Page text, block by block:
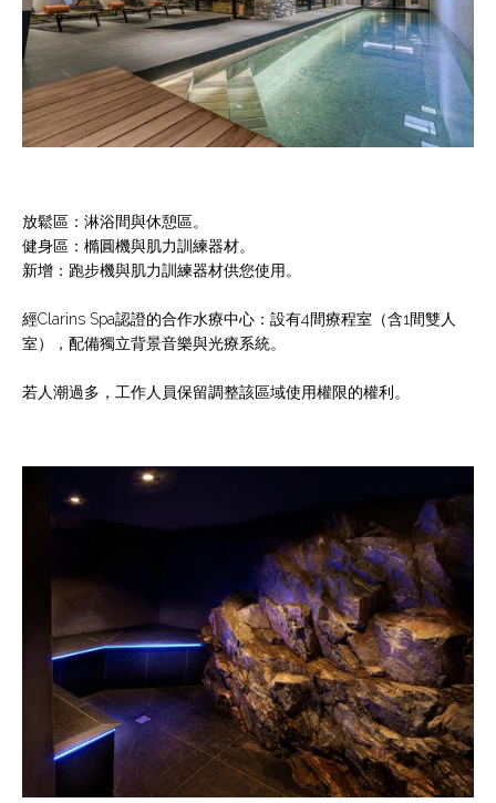
放鬆區：淋浴間與休憩區。
健身區：橢圓機與肌力訓練器材。
新增：跑步機與肌力訓練器材供您使用。
經Clarins Spa認證的合作水療中心：設有4間療程室（含1間雙人
室），配備獨立背景音樂與光療系統。
若人潮過多，工作人員保留調整該區域使用權限的權利。